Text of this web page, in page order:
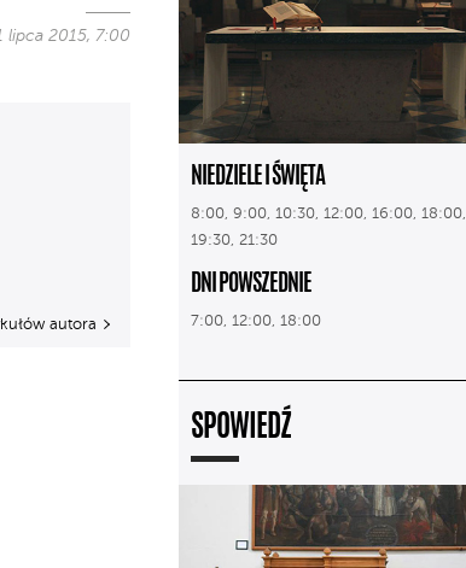
lipca 2015, 7:00
autora
NIEDZIELE I ŚWIĘTA
8:00, 9:00, 10:30, 12:00, 16:00, 18:00,
19:30, 21:30
DNI POWSZEDNIE
7:00, 12:00, 18:00
SPOWIEDŹ